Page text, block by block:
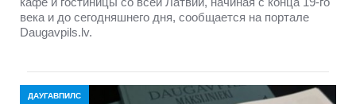
века и до сегодняшнего дня, сообщается на портале
Daugavpils.lv.
ДАУГАВПИЛС